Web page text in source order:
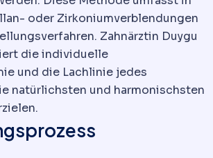
oder Zirkoniumverblendungen
Zahnärztin Duygu
die individuelle
und die Lachlinie jedes
natürlichsten und harmonischsten